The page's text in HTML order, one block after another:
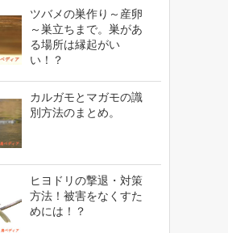
ツバメの巣作り～産卵
～巣立ちまで。巣があ
る場所は縁起がい
い！？
カルガモとマガモの識
別方法のまとめ。
ヒヨドリの撃退・対策
方法！被害をなくすた
めには！？